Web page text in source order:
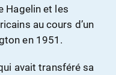
Hagelin et les
au cours d’un
en 1951.
avait transféré sa